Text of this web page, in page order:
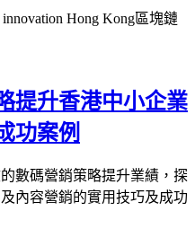
innovation Hong Kong區塊鏈
提升香港中小企業
功案例
數碼營銷策略提升業績，探
內容營銷的實用技巧及成功